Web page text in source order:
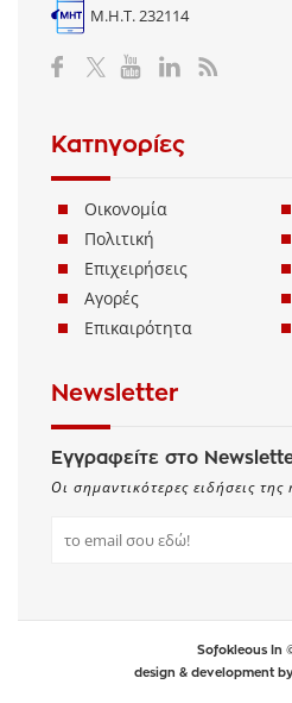
Μ.Η.Τ. 232114
Κατηγορίες
Οικονομία
Πολιτική
Επιχειρήσεις
Αγορές
Επικαιρότητα
Newsletter
Εγγραφείτε στο
Οι σημαντικότερες ειδήσεις
Sofokleous In
design & development